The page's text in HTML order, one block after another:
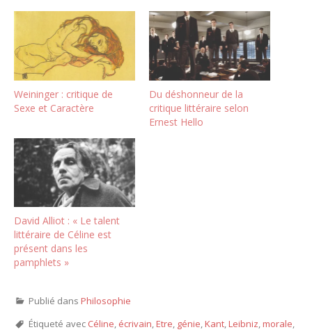
Weininger : critique de
Sexe et Caractère
Du déshonneur de la
critique littéraire selon
Ernest Hello
David Alliot : « Le talent
littéraire de Céline est
présent dans les
pamphlets »
Publié dans Philosophie
Étiqueté avec Céline, écrivain,Etre, génie,Kant,Leibniz,morale,